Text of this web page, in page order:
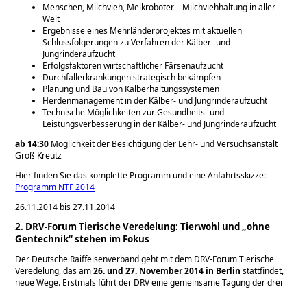
Menschen, Milchvieh, Melkroboter – Milchviehhaltung in aller
Welt
Ergebnisse eines Mehrländerprojektes mit aktuellen
Schlussfolgerungen zu Verfahren der Kälber- und
Jungrinderaufzucht
Erfolgsfaktoren wirtschaftlicher Färsenaufzucht
Durchfallerkrankungen strategisch bekämpfen
Planung und Bau von Kälberhaltungssystemen
Herdenmanagement in der Kälber- und Jungrinderaufzucht
Technische Möglichkeiten zur Gesundheits- und
Leistungsverbesserung in der Kälber- und Jungrinderaufzucht
ab 14:30 Möglichkeit der Besichtigung der Lehr- und Versuchsanstalt
Groß Kreutz
Hier finden Sie das komplette Programm und eine Anfahrtsskizze:
Programm NTF 2014
26.11.2014 bis 27.11.2014
2. DRV-Forum Tierische Veredelung: Tierwohl und „ohne
Gentechnik“ stehen im Fokus
Der Deutsche Raiffeisenverband geht mit dem DRV-Forum Tierische
Veredelung, das am26. und 27. November 2014 in Berlin stattfindet,
neue Wege. Erstmals führt der DRV eine gemeinsame Tagung der drei